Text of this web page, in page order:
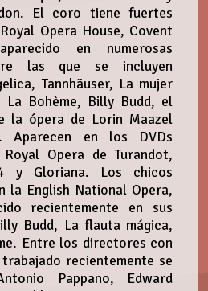
El coro tiene fuertes
Opera House, Covent
en numerosas
las que se incluyen
Tannhäuser, La mujer
La Bohème, Billy Budd, el
la ópera de Lorin Maazel
Aparecen en los DVDs
Opera de Turandot,
y Gloriana. Los chicos
la English National Opera,
recientemente en sus
Budd, La flauta mágica,
Entre los directores con
recientemente se
Pappano, Edward